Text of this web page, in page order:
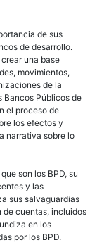
de sus
de desarrollo.
una base
movimientos,
de la
Bancos Públicos de
el proceso de
los efectos y
narrativa sobre lo
son los BPD, su
y las
sus salvaguardias
de cuentas, incluidos
en los
por los BPD.